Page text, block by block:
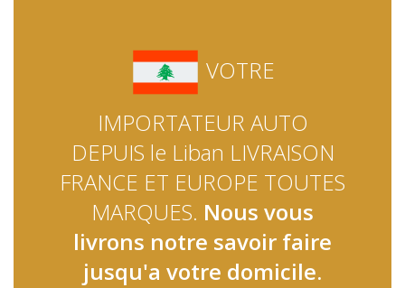
VOTRE
IMPORTATEUR AUTO
DEPUIS le Liban LIVRAISON
FRANCE ET EUROPE TOUTES
MARQUES. Nous vous
livrons notre savoir faire
jusqu'a votre domicile.